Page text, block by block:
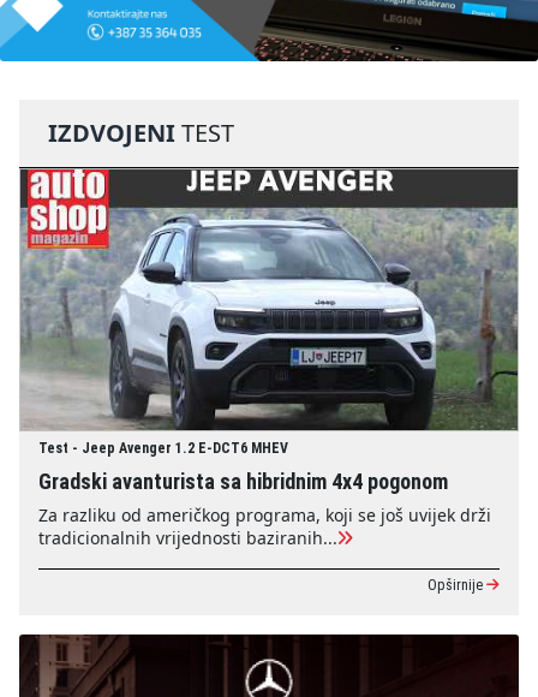
IZDVOJENITEST
Test - Jeep Avenger 1.2 E-DCT6 MHEV
Gradski avanturista sa hibridnim 4x4 pogonom
Za razliku od američkog programa, koji se još uvijek drži
tradicionalnih vrijednosti baziranih...
Opširnije